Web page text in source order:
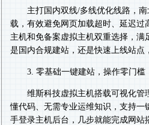
主打国内双线/多线优化线路，
载，有效避免网页加载超时、延迟过
主机和免备案虚拟主机双重选择，满
是国内合规建站，还是快速上线站点
3. 零基础一键建站，操作零门槛
维斯科技虚拟主机搭载可视化管
懂代码、无需专业运维知识，支持一
手登录主机后台，几步就能完成网站